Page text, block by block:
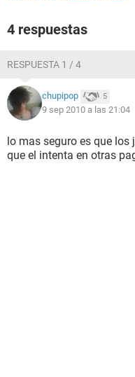
4 respuestas
RESPUESTA 1 / 4
chupipop 5
9 sep 2010 a las 21:04
lo mas seguro es que
que el intenta en otras